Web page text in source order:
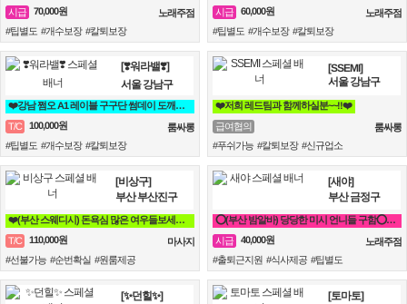
시급
70,000원
노래주점
#팁별도 #개수보장 #칼퇴보장
시급
60,000원
노래주점
#팁별도 #개수보장 #칼퇴보장
[❣️워라밸❣️]
서울 강남구
❤️강남 쩜오 A1 레이블 구구단 썸데이 도깨비❤️
T/C
100,000원
룸싸롱
#팁별도 #개수보장 #칼퇴보장
[SSEMI]
서울 강남구
❤️저희 레드팀과 함께하실분~~!!❤️
급여협의
룸싸롱
#푸쉬가능 #칼퇴보장 #신규업소
[비상구]
부산 부산진구
❤️(부산 스웨디시) 돈욕심 많은 여우들보세요~❤️
T/C
110,000원
마사지
#선불가능 #순번확실 #원룸제공
[새야]
부산 금정구
⭕(부산 밤알바) 당당한 미시 언니들 구함⭕ 노래방알바 도우미
시급
40,000원
노래주점
#출퇴근지원 #식사제공 #팁별도
[✨던힐✨]
[토마토]